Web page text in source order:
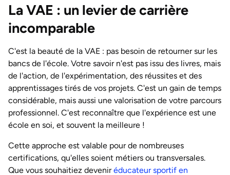
La VAE : un levier de carrière
incomparable
C'est la beauté de la VAE : pas besoin de retourner sur les
bancs de l'école. Votre savoir n'est pas issu des livres, mais
de l'action, de l'expérimentation, des réussites et des
apprentissages tirés de vos projets. C'est un gain de temps
considérable, mais aussi une valorisation de votre parcours
professionnel. C'est reconnaître que l'expérience est une
école en soi, et souvent la meilleure !
Cette approche est valable pour de nombreuses
certifications, qu'elles soient métiers ou transversales.
Que vous souhaitiez deveniréducateur sportif en